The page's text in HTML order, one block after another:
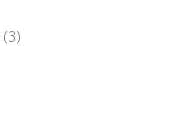
(3)